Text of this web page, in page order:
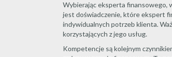
Wybierając eksperta finansowego,
jest doświadczenie, które ekspert
indywidualnych potrzeb klienta.
korzystających z jego usług.
Kompetencje są kolejnym